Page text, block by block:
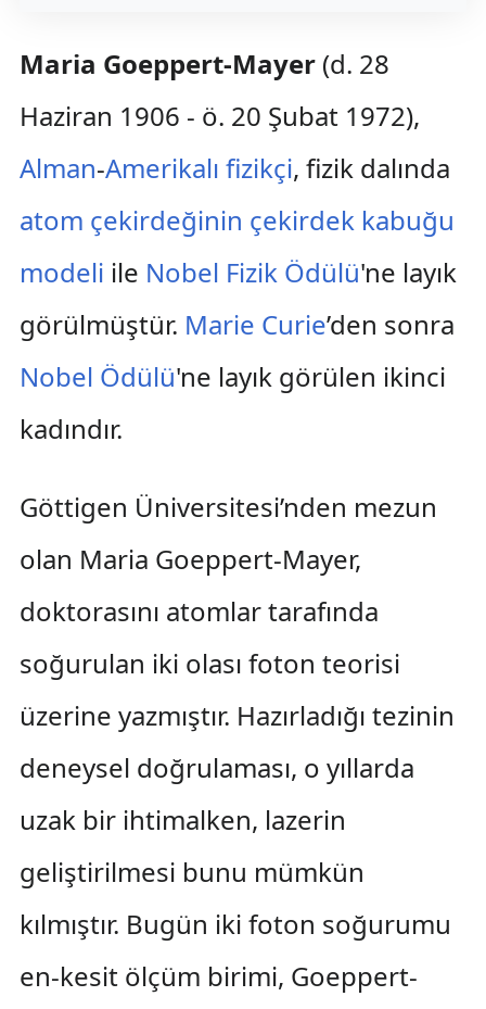
Maria Goeppert-Mayer(d. 28
Haziran 1906 - ö. 20 Şubat 1972),
Alman-Amerikalı fizikçi, fizik dalında
atom çekirdeğinin çekirdek kabuğu
modeli ile Nobel Fizik Ödülü'ne layık
görülmüştür. Marie Curie’den sonra
Nobel Ödülü'ne layık görülen ikinci
kadındır.
Göttigen Üniversitesi’nden mezun
olan Maria Goeppert-Mayer,
doktorasını atomlar tarafında
soğurulan iki olası foton teorisi
üzerine yazmıştır. Hazırladığı tezinin
deneysel doğrulaması, o yıllarda
uzak bir ihtimalken, lazerin
geliştirilmesi bunu mümkün
kılmıştır. Bugün iki foton soğurumu
en-kesit ölçüm birimi, Goeppert-